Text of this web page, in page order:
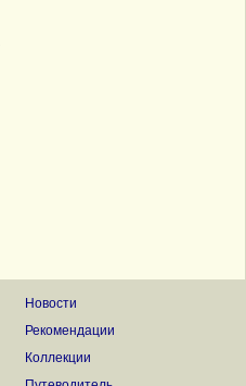
Новости
Рекомендации
Коллекции